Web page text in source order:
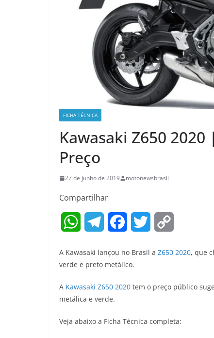
FICHA TÉCNICA
Kawasaki Z650
Preço
27 de junho de 2019 motonewsbrasil
Compartilhar
W
a
s
A
l
g
r
c
o
e
i
A Kawasaki lançou no Brasil a Z650 2020, que
verde e preto metálico.
A Kawasaki Z650 2020 tem o preço público
metálica e verde.
Veja abaixo a Ficha Técnica completa: